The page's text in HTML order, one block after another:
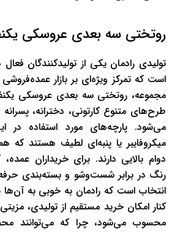
روتختی سه بعدی عروسکی
تولیدی رادمان یکی از تولیدکنندگان
است که تمرکز ویژه‌ای بر بازار
مجموعه، روتختی سه بعدی عروسکی
طرح‌های متنوع کارتونی، دخترانه،
می‌شود. پارچه‌های مورد استفاده
میکروفایبر یا پنبه‌ای لطیف هستند
دوام بالایی دارند. برای خریداران
رنگ در برابر شست‌وشو و بسته‌بندی
انتخاب است که رادمان به خوبی به
کنار امکان خرید مستقیم از تولیدی،
محسوب می‌شود، چرا که می‌توانند